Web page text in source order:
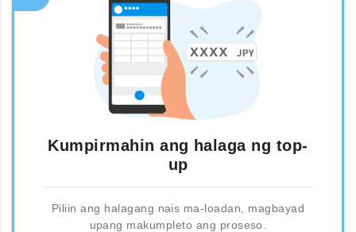
Kumpirmahin ang halaga ng top-
up
Piliin ang halagang nais ma-loadan, magbayad
upang makumpleto ang proseso.